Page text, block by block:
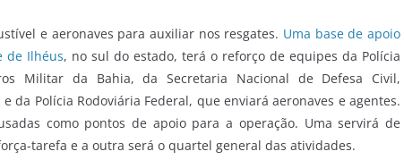
e aeronaves para auxiliar nos resgates. Uma base de apoio
de Ilhéus, no sul do estado, terá o reforço de equipes da Polícia
Militar da Bahia, da Secretaria Nacional de Defesa Civil,
da Polícia Rodoviária Federal, que enviará aeronaves e agentes.
como pontos de apoio para a operação. Uma servirá de
tarefa e a outra será o quartel general das atividades.